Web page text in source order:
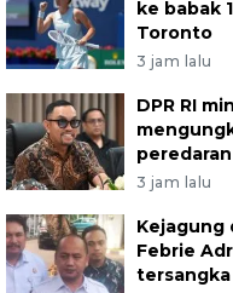
ke babak
Toronto
3 jam lalu
DPR RI
3 jam lalu
Kejagung
Febrie
tersangka